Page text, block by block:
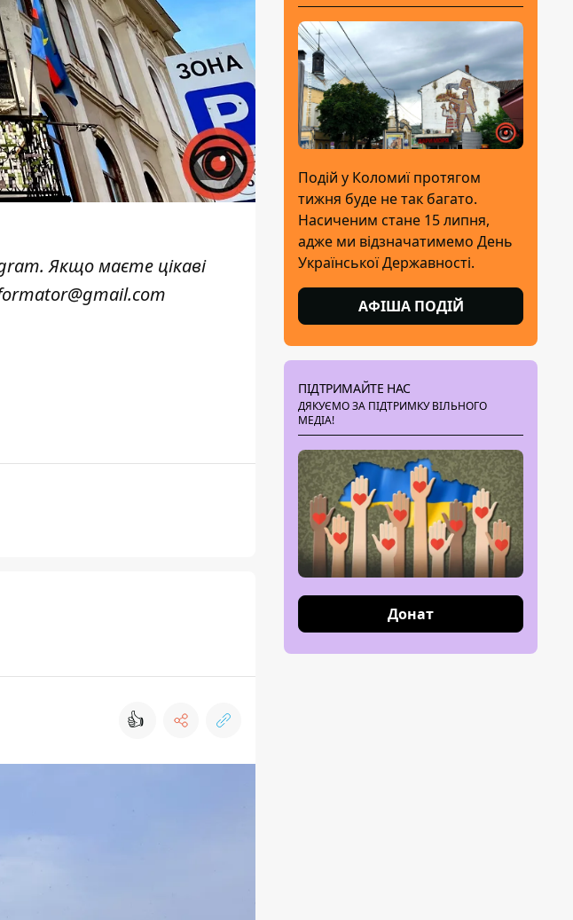
Якщо маєте цікаві
👍
Подій у Коломиї протягом
тижня буде не так багато.
Насиченим стане 15 липня,
адже ми відзначатимемо День
Української Державності.
АФІША ПОДІЙ
ПІДТРИМАЙТЕ НАС
ДЯКУЄМО ЗА ПІДТРИМКУ ВІЛЬНОГО
МЕДІА!
Донат